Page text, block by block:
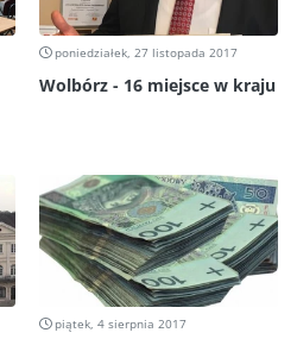
poniedziałek, 27 listopada 2017
Wolbórz - 16 miejsce w kraju
piątek, 4 sierpnia 2017